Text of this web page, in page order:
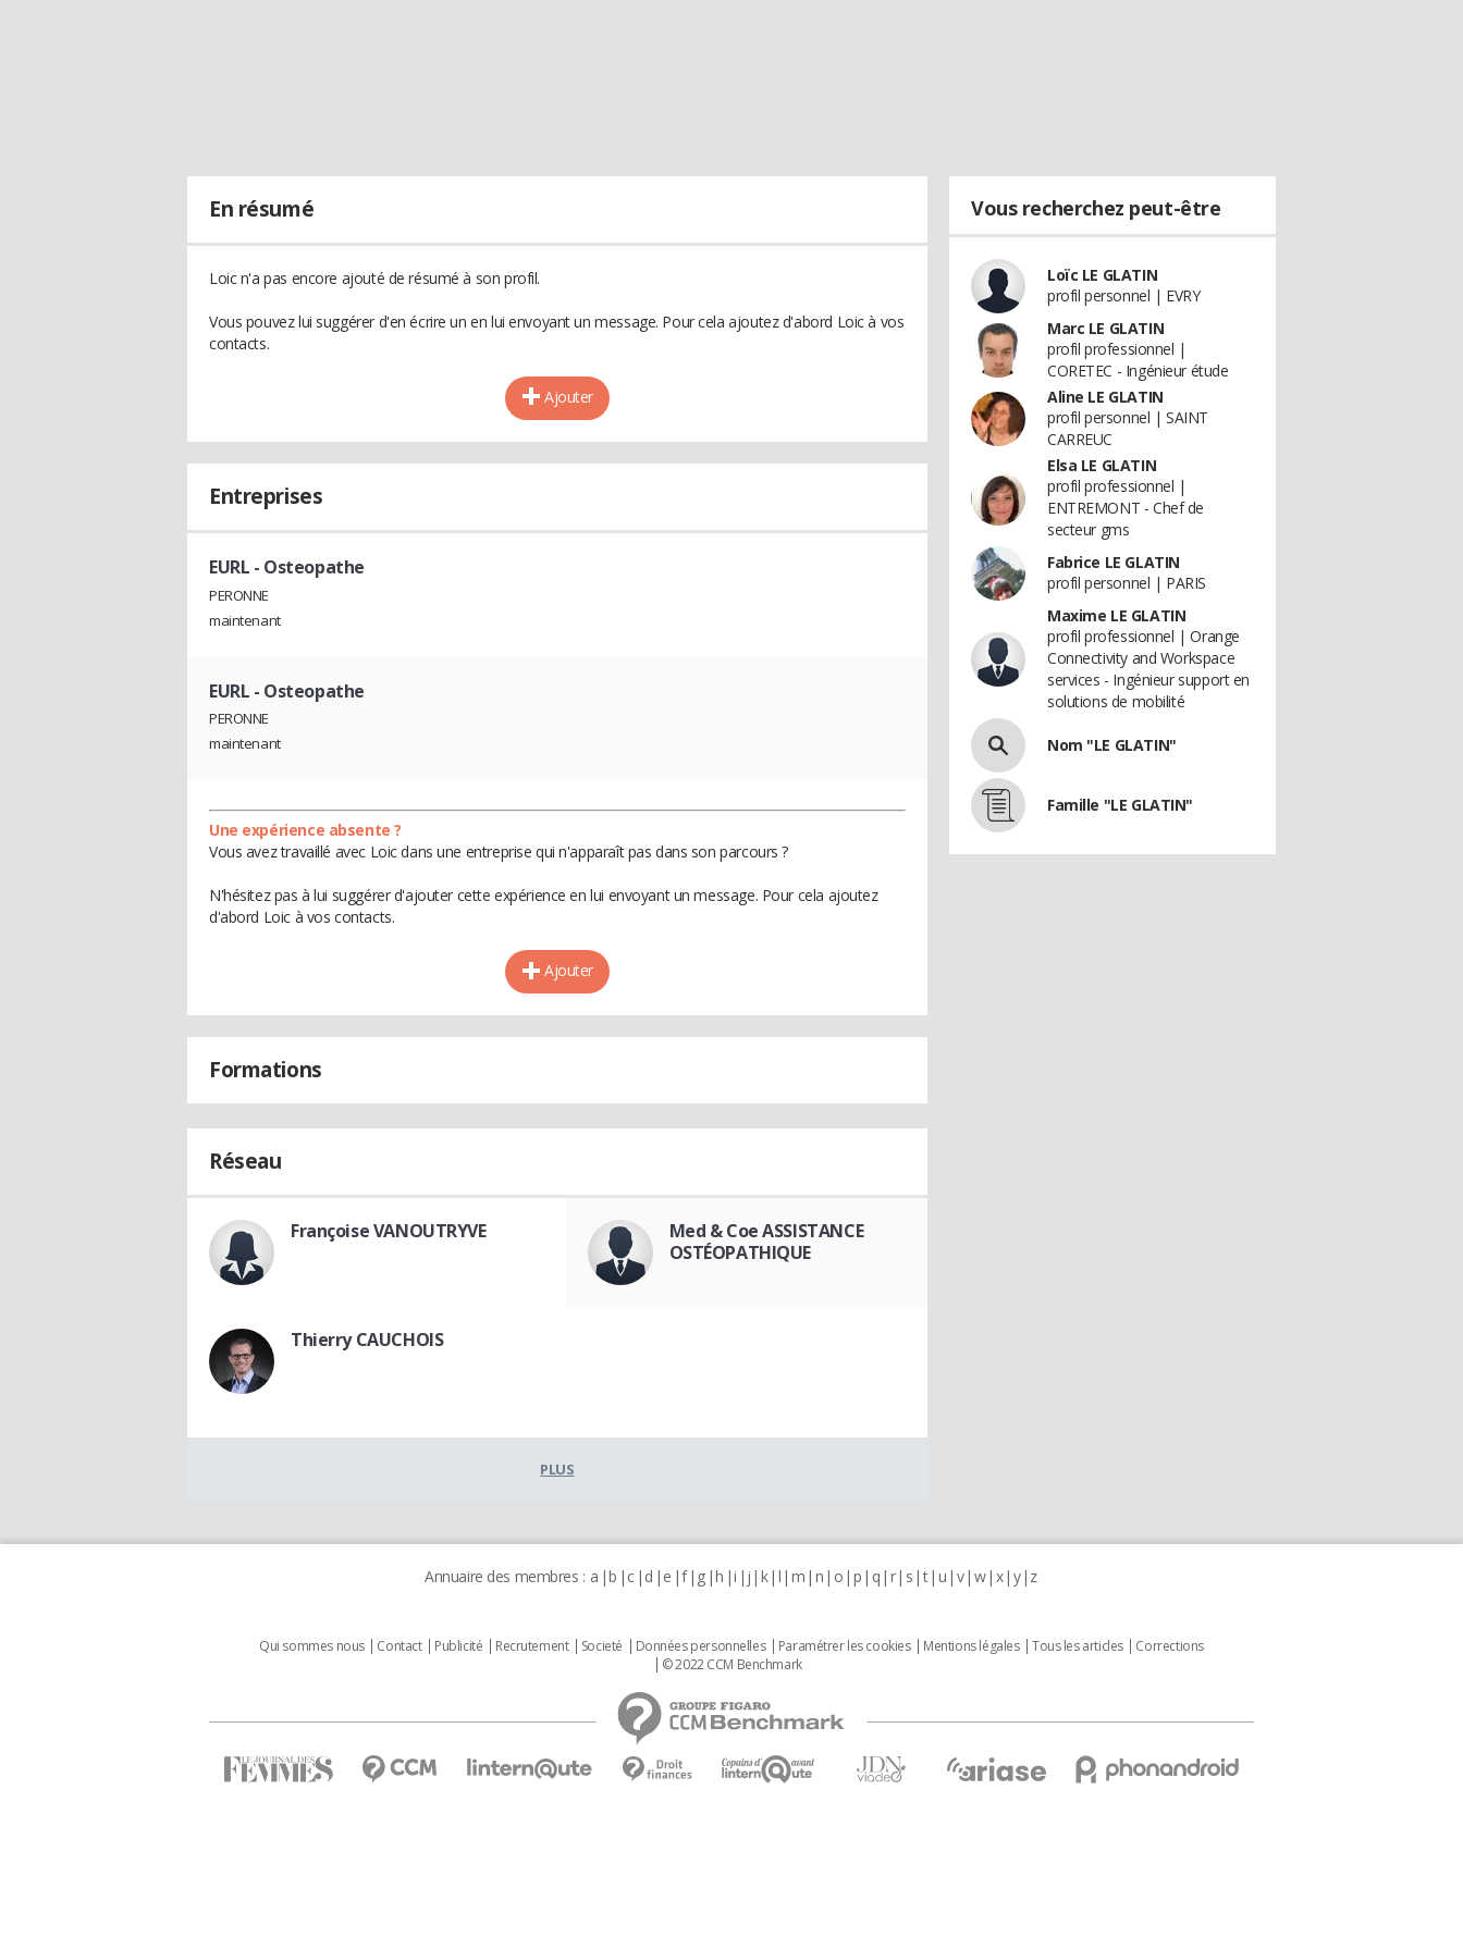
En résumé
Loic n'a pas encore ajouté de résumé à son profil.
Vous pouvez lui suggérer d'en écrire un en lui envoyant un message. Pour cela ajoutez d'abord Loic à vos
contacts.
Ajouter
Entreprises
EURL - Osteopathe
PERONNE
maintenant
EURL - Osteopathe
PERONNE
maintenant
Une expérience absente ?
Vous avez travaillé avec Loic dans une entreprise qui n'apparaît pas dans son parcours ?
N'hésitez pas à lui suggérer d'ajouter cette expérience en lui envoyant un message. Pour cela ajoutez
d'abord Loic à vos contacts.
Ajouter
Formations
Réseau
Françoise VANOUTRYVE
Med & Coe ASSISTANCE
OSTÉOPATHIQUE
Thierry CAUCHOIS
PLUS
Vous recherchez peut-être
Loïc LE GLATIN
profil personnel | EVRY
Marc LE GLATIN
profil professionnel |
CORETEC - Ingénieur étude
Aline LE GLATIN
profil personnel | SAINT
CARREUC
Elsa LE GLATIN
profil professionnel |
ENTREMONT - Chef de
secteur gms
Fabrice LE GLATIN
profil personnel | PARIS
Maxime LE GLATIN
profil professionnel | Orange
Connectivity and Workspace
services - Ingénieur support en
solutions de mobilité
Nom "LE GLATIN"
Famille "LE GLATIN"
Annuaire des membres : a b c d e f g h i j k l m n o p q r s t u v w x y z
Qui sommes nous Contact Publicité Recrutement Societé Données personnelles Paramétrer les cookies Mentions légales Tous les articles
Corrections
© 2022 CCM Benchmark